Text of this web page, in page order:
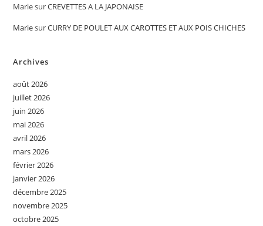
MariesurCREVETTES A LA JAPONAISE
MariesurCURRY DE POULET AUX CAROTTES ET AUX POIS CHICHES
Archives
août 2026
juillet 2026
juin 2026
mai 2026
avril 2026
mars 2026
février 2026
janvier 2026
décembre 2025
novembre 2025
octobre 2025